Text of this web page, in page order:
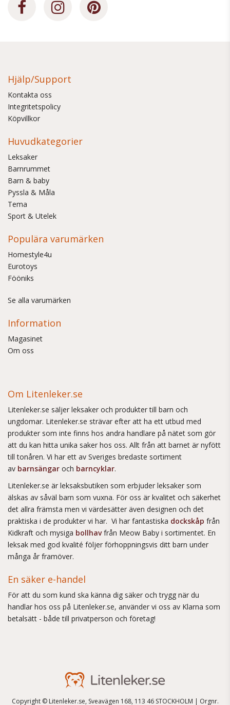
Hjälp/Support
Kontakta oss
Integritetspolicy
Köpvillkor
Huvudkategorier
Leksaker
Barnrummet
Barn & baby
Pyssla & Måla
Tema
Sport & Utelek
Populära varumärken
Homestyle4u
Eurotoys
Fööniks
Se alla varumärken
Information
Magasinet
Om oss
Om Litenleker.se
Litenleker.se säljer leksaker och produkter till barn och
ungdomar. Litenleker.se strävar efter att ha ett utbud med
produkter som inte finns hos andra handlare på nätet som gör
att du kan hitta unika saker hos oss. Allt från att barnet är nyfött
till tonåren. Vi har ett av Sveriges bredaste sortiment
av barnsängar och barncyklar.
Litenleker.se är leksaksbutiken som erbjuder leksaker som
älskas av såväl barn som vuxna. För oss är kvalitet och säkerhet
det allra främsta men vi värdesätter även designen och det
praktiska i de produkter vi har. Vi har fantastiska dockskåp från
Kidkraft och mysiga bollhavfrån Meow Baby i sortimentet. En
leksak med god kvalité följer förhoppningsvis ditt barn under
många år framöver.
En säker e-handel
För att du som kund ska känna dig säker och trygg när du
handlar hos oss på Litenleker.se, använder vi oss av Klarna som
betalsätt - både till privatperson och företag!
Copyright © Litenleker.se, Sveavägen 168, 113 46 STOCKHOLM | Orgnr.